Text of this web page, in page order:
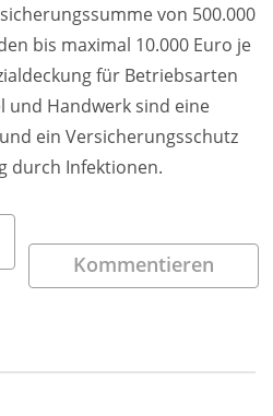
von 500.000
bis maximal 10.000 Euro je
für Betriebsarten
und Handwerk sind eine
ein Versicherungsschutz
durch Infektionen.
Kommentieren